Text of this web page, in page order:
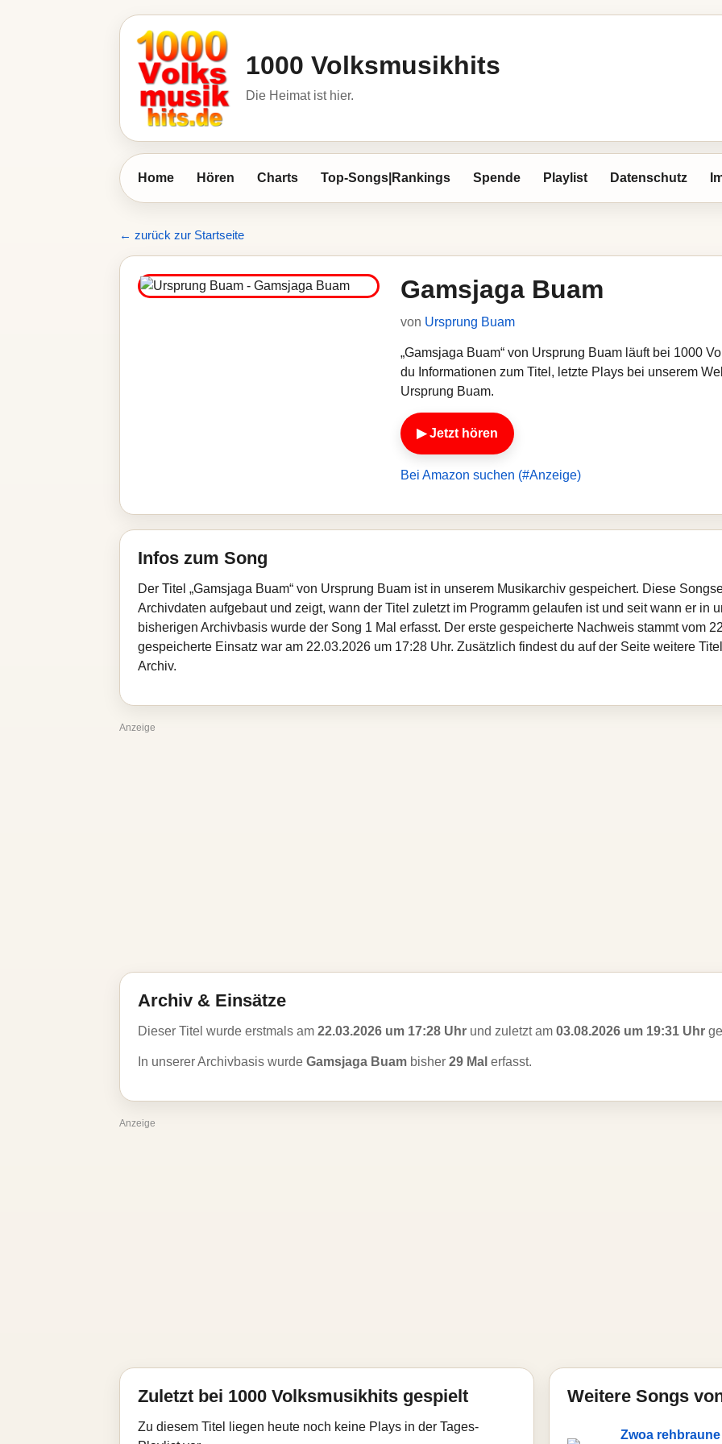
1000 Volksmusikhits
Die Heimat ist hier.
Home Hören Charts Top-Songs|Rankings Spende Playlist Datenschutz
← zurück zur Startseite
Gamsjaga Buam
von Ursprung Buam
„Gamsjaga Buam“ von Ursprung Buam läuft bei 1000
du Informationen zum Titel, letzte Plays bei unserem
Ursprung Buam.
▶ Jetzt hören
Bei Amazon suchen (#Anzeige)
Infos zum Song
Der Titel „Gamsjaga Buam“ von Ursprung Buam ist in unserem Musikarchiv gespeichert. Diese
Archivdaten aufgebaut und zeigt, wann der Titel zuletzt im Programm gelaufen ist und seit wann er in
bisherigen Archivbasis wurde der Song 1 Mal erfasst. Der erste gespeicherte Nachweis stammt vom
gespeicherte Einsatz war am 22.03.2026 um 17:28 Uhr. Zusätzlich findest du auf der Seite weitere
Archiv.
Anzeige
Archiv & Einsätze
Dieser Titel wurde erstmals am 22.03.2026 um 17:28 Uhr und zuletzt am 03.08.2026 um 19:31 Uhr
In unserer Archivbasis wurde Gamsjaga Buam bisher 29 Mal erfasst.
Anzeige
Zuletzt bei 1000 Volksmusikhits gespielt
Zu diesem Titel liegen heute noch keine Plays in der Tages-
Weitere Songs
Zwoa